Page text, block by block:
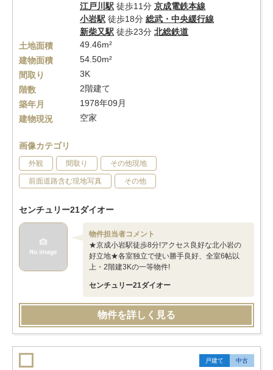
江戸川駅 徒歩11分 京成電鉄本線
小岩駅 徒歩18分 総武・中央緩行線
新柴又駅 徒歩23分 北総鉄道
土地面積
49.46m²
建物面積
54.50m²
間取り
3K
階数
2階建て
築年月
1978年09月
建物現況
空家
画像カテゴリ
外観 間取り その他現地
前面道路含む現地写真 その他
センチュリー21ダイオー
物件担当者コメント
★京成小岩駅徒歩8分!アクセス良好な北小岩の
好立地★各室独立で使い勝手良好、全室6帖以
上・2階建3Kの一等物件!
センチュリー21ダイオー
物件を詳しく見る
戸建て 中古